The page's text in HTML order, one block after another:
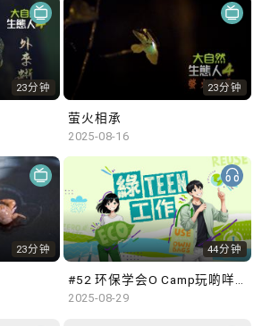
23分钟 23分钟
萤火相承
2025-08-16
23分钟 44分钟
#52 环保学会O Camp玩啲咩？ | 参与学生: Sammi、Cardi、Charles (香港科技大学 环境管理及科技学生联会)
2025-08-29